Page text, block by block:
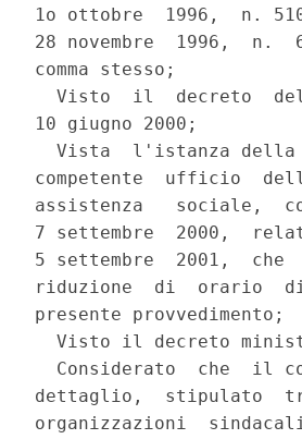
1o ottobre  1996,  n.
28 novembre  1996,
comma stesso;
Visto  il  decreto
10 giugno 2000;
Vista  l'istanza
competente  ufficio
assistenza   sociale,
7 settembre  2000,
5 settembre  2001,
riduzione  di  orario
presente provvedimento;
Visto il decreto
Considerato  che  il
dettaglio,  stipulato
organizzazioni